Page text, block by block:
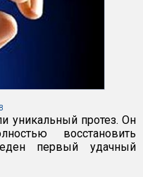
уникальный протез. Он
восстановить
первый удачный